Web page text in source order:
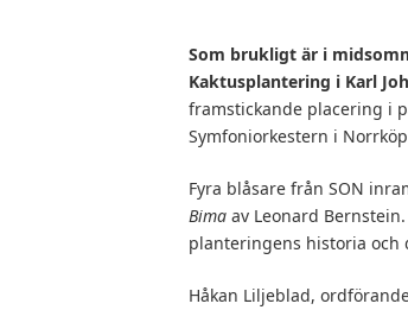
Som brukligt är i
Kaktusplantering i Karl
framstickande placering i
Symfoniorkestern i
Fyra blåsare från SON
Bima av Leonard
planteringens historia och
Håkan Liljeblad,